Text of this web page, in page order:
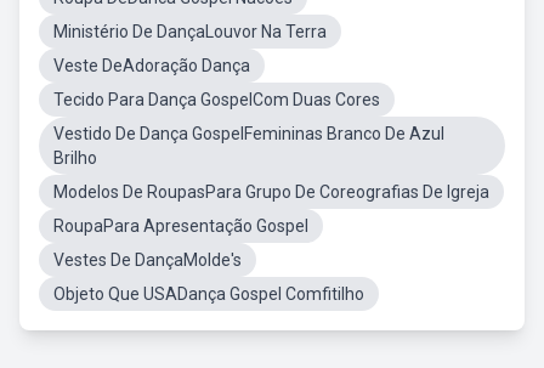
Ministério De DançaLouvor Na Terra
Veste DeAdoração Dança
Tecido Para Dança GospelCom Duas Cores
Vestido De Dança GospelFemininas Branco De Azul
Brilho
Modelos De RoupasPara Grupo De Coreografias De Igreja
RoupaPara Apresentação Gospel
Vestes De DançaMolde's
Objeto Que USADança Gospel Comfitilho